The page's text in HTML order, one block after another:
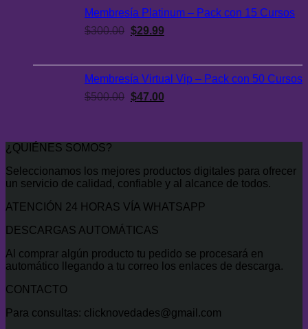
era:
$400.00.$34.99.
Membresía Platinum – Pack con 15 Cursos
$300.00 El
era:
$300.00.
$29.99El
es:
$29.99.
Membresía Virtual Vip – Pack con 50 Cursos
$500.00 El
era:
$47.00El
es:
¿QUIÉNES SOMOS?
Seleccionamos los mejores productos digitales para ofrecer
un servicio de calidad, confiable y al alcance de todos.
ATENCIÓN 24 HORAS VÍA WHATSAPP
DESCARGAS AUTOMÁTICAS
Al comprar algún producto tu pedido se procesará en
automático llegando a tu correo los enlaces de descarga.
CONTACTO
Para consultas: clicknovedades@gmail.com